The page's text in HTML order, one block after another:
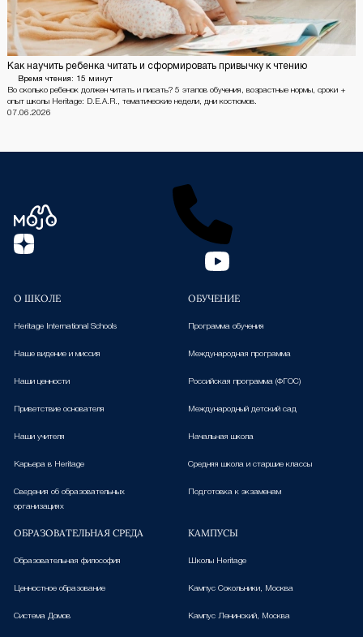
Как научить ребенка читать и сформировать привычку к чтению
Время чтения: 15 минут
Во сколько ребенок должен читать и писать? 5 этапов обучения, возрастные нормы, сроки +
опыт школы Heritage: D.E.A.R., тематические недели, дни костюмов.
07.06.2026
О ШКОЛЕ
Heritage International Schools
Наше видение и миссия
Наши ценности
Приветствие основателя
Наши учителя
Карьера в Heritage
Сведения об образовательных
организациях
ОБУЧЕНИЕ
Программа обучения
Международная программа
Российская программа (ФГОС)
Международный детский сад
Начальная школа
Средняя школа и старшие классы
Подготовка к экзаменам
ОБРАЗОВАТЕЛЬНАЯ СРЕДА
Образовательная философия
Ценностное образование
Система Домов
КАМПУСЫ
Школы Heritage
Кампус Сокольники, Москва
Кампус Ленинский, Москва